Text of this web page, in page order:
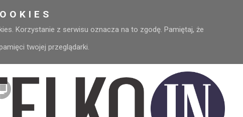
Korzystanie z serwisu oznacza na to zgodę. Pamiętaj, że
twojej przeglądarki.